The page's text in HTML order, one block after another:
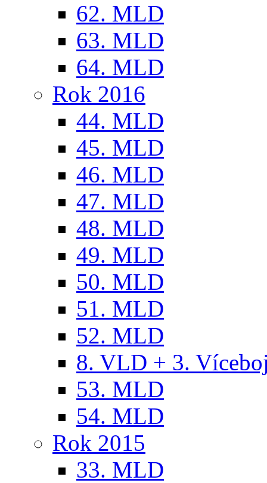
62. MLD
63. MLD
64. MLD
Rok 2016
44. MLD
45. MLD
46. MLD
47. MLD
48. MLD
49. MLD
50. MLD
51. MLD
52. MLD
8. VLD + 3.
53. MLD
54. MLD
Rok 2015
33. MLD